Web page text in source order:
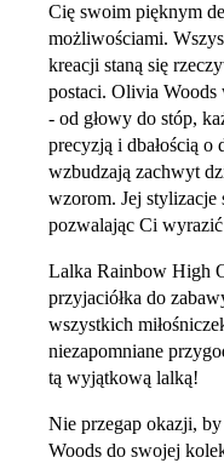
Cię swoim pięknym
możliwościami.
kreacji staną się
postaci. Olivia Woods
- od głowy do stóp,
precyzją i dbałością o
wzbudzają zachwyt
wzorom. Jej stylizacje
pozwalając Ci
Lalka Rainbow High
przyjaciółka do
wszystkich
niezapomniane
tą wyjątkową lalką!
Nie przegap okazji,
Woods do swojej